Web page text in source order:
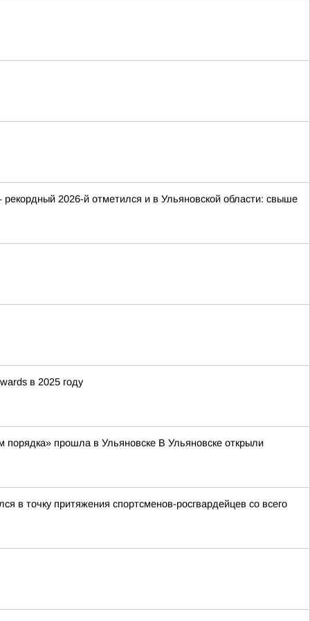
2026-й отметился и в Ульяновской области: свыше
в 2025 году
порядка» прошла в Ульяновске В Ульяновске открыли
в точку притяжения спортсменов-росгвардейцев со всего